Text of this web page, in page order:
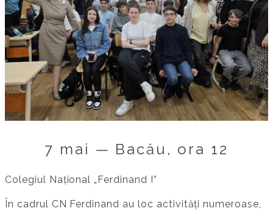
7 mai — Bacău, ora 12
Colegiul Național „Ferdinand I”
În cadrul CN Ferdinand au loc activități numeroase,